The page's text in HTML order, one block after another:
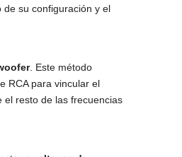
su configuración y el
. Este método
RCA para vincular el
resto de las frecuencias